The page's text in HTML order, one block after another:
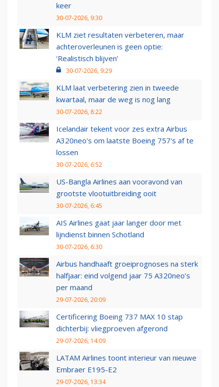
keer
30-07-2026, 9:30
KLM ziet resultaten verbeteren, maar
achteroverleunen is geen optie:
‘Realistisch blijven’
30-07-2026, 9:29
KLM laat verbetering zien in tweede
kwartaal, maar de weg is nog lang
30-07-2026, 8:22
Icelandair tekent voor zes extra Airbus
A320neo's om laatste Boeing 757's af te
lossen
30-07-2026, 6:52
US-Bangla Airlines aan vooravond van
grootste vlootuitbreiding ooit
30-07-2026, 6:45
AIS Airlines gaat jaar langer door met
lijndienst binnen Schotland
30-07-2026, 6:30
Airbus handhaaft groeiprognoses na sterk
halfjaar: eind volgend jaar 75 A320neo’s
per maand
29-07-2026, 20:09
Certificering Boeing 737 MAX 10 stap
dichterbij: vliegproeven afgerond
29-07-2026, 14:09
LATAM Airlines toont interieur van nieuwe
Embraer E195-E2
29-07-2026, 13:34